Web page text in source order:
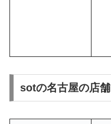
sotの名古屋の店舗